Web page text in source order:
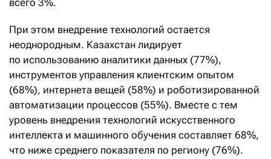
всего 3%.
При этом внедрение технологий остается
неоднородным. Казахстан лидирует
по использованию аналитики данных (77%),
инструментов управления клиентским опытом
(68%), интернета вещей (58%) и роботизированной
автоматизации процессов (55%). Вместе с тем
уровень внедрения технологий искусственного
интеллекта и машинного обучения составляет 68%,
что ниже среднего показателя по региону (76%).